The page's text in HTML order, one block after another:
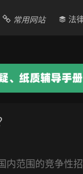
常用网站 法
内范围的竞争性招